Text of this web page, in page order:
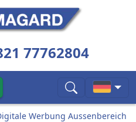
77762804
Werbung Aussenbereich